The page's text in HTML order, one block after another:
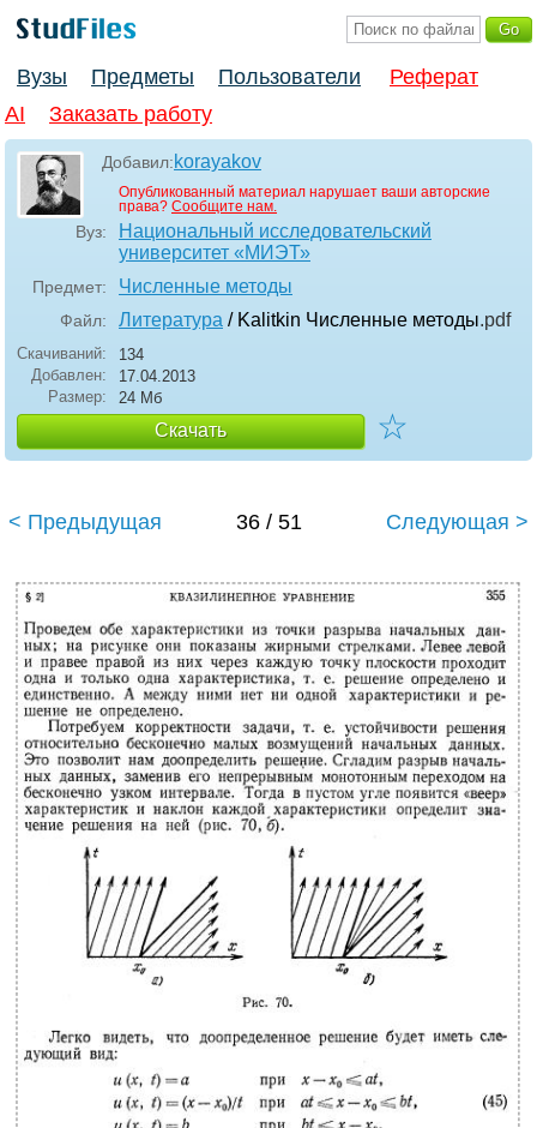
Вузы Предметы Пользователи
Реферат
AI
Заказать работу
Добавил:korayakov
Опубликованный материал нарушает ваши авторские
права? Сообщите нам.
Вуз:
Национальный исследовательский
университет «МИЭТ»
Предмет: Численные методы
Файл: Литература / Kalitkin Численные методы.pdf
Скачиваний:
134
Добавлен:
17.04.2013
Размер:
24 Мб
Скачать ☆
< Предыдущая 36 / 51 Следующая >